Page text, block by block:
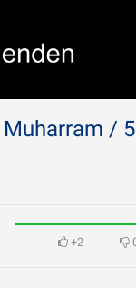
/
+2